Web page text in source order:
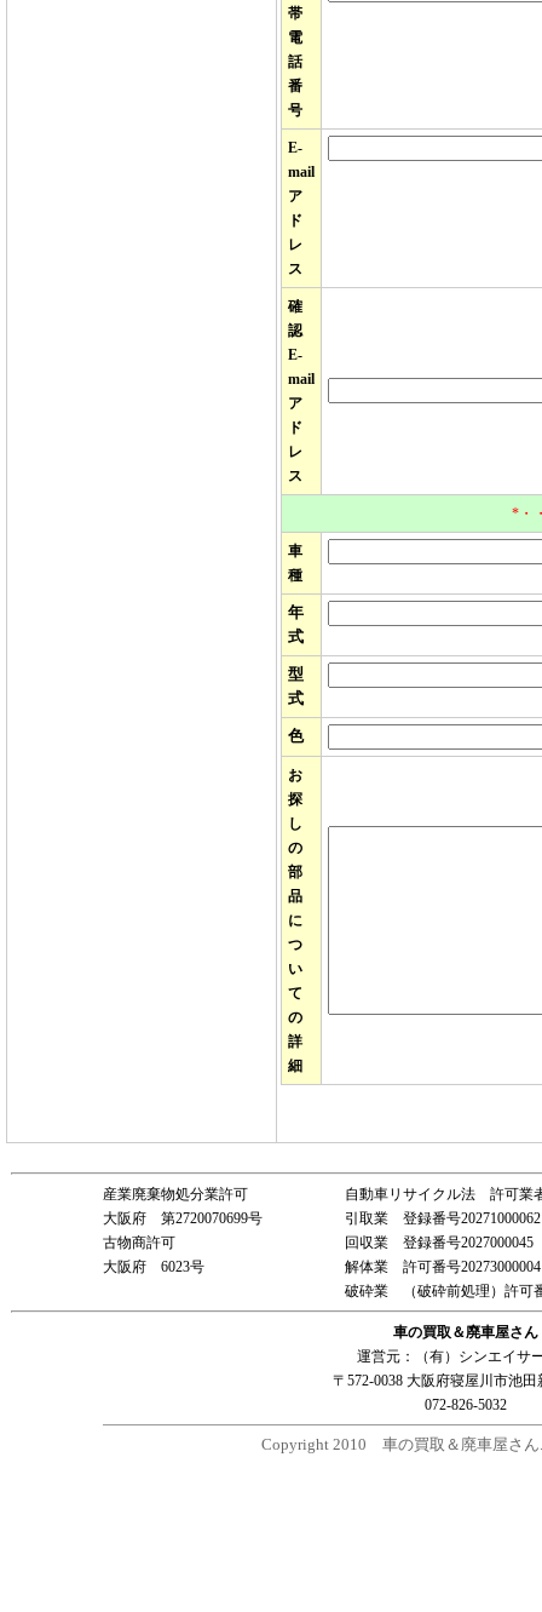
帯
電
話
番
号
E-
mail
ア
ド
レ
ス
確
認
E-
mail
ア
ド
レ
ス
*・
車
種
年
式
型
式
色
お
探
し
の
部
品
に
つ
い
て
の
詳
細
産業廃棄物処分業許可
大阪府 第2720070699号
古物商許可
大阪府 6023号
自動車リサイクル法 許可業
引取業 登録番号20271000062
回収業 登録番号2027000045
解体業 許可番号20273000004
破砕業 （破砕前処理）許可
車の買取＆廃車屋さん
運営元：（有）シンエイサ
〒572-0038 大阪府寝屋川市池田
072-826-5032
Copyright 2010 車の買取＆廃車屋さん.